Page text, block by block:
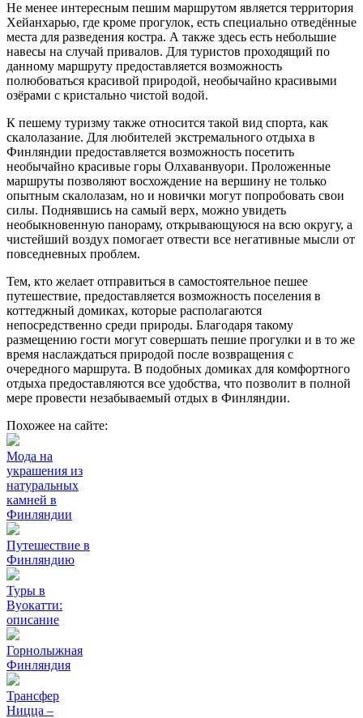
Не менее интересным пешим маршрутом является территория
Хейанхарью, где кроме прогулок, есть специально отведённые
места для разведения костра. А также здесь есть небольшие
навесы на случай привалов. Для туристов проходящий по
данному маршруту предоставляется возможность
полюбоваться красивой природой, необычайно красивыми
озёрами с кристально чистой водой.
К пешему туризму также относится такой вид спорта, как
скалолазание. Для любителей экстремального отдыха в
Финляндии предоставляется возможность посетить
необычайно красивые горы Олхаванвуори. Проложенные
маршруты позволяют восхождение на вершину не только
опытным скалолазам, но и новички могут попробовать свои
силы. Поднявшись на самый верх, можно увидеть
необыкновенную панораму, открывающуюся на всю округу, а
чистейший воздух помогает отвести все негативные мысли от
повседневных проблем.
Тем, кто желает отправиться в самостоятельное пешее
путешествие, предоставляется возможность поселения в
коттеджный домиках, которые располагаются
непосредственно среди природы. Благодаря такому
размещению гости могут совершать пешие прогулки и в то же
время наслаждаться природой после возвращения с
очередного маршрута. В подобных домиках для комфортного
отдыха предоставляются все удобства, что позволит в полной
мере провести незабываемый отдых в Финляндии.
Похожее на сайте:
Мода на
украшения из
натуральных
камней в
Финляндии
Путешествие в
Финляндию
Туры в
Вуокатти:
описание
Горнолыжная
Финляндия
Трансфер
Ницца –